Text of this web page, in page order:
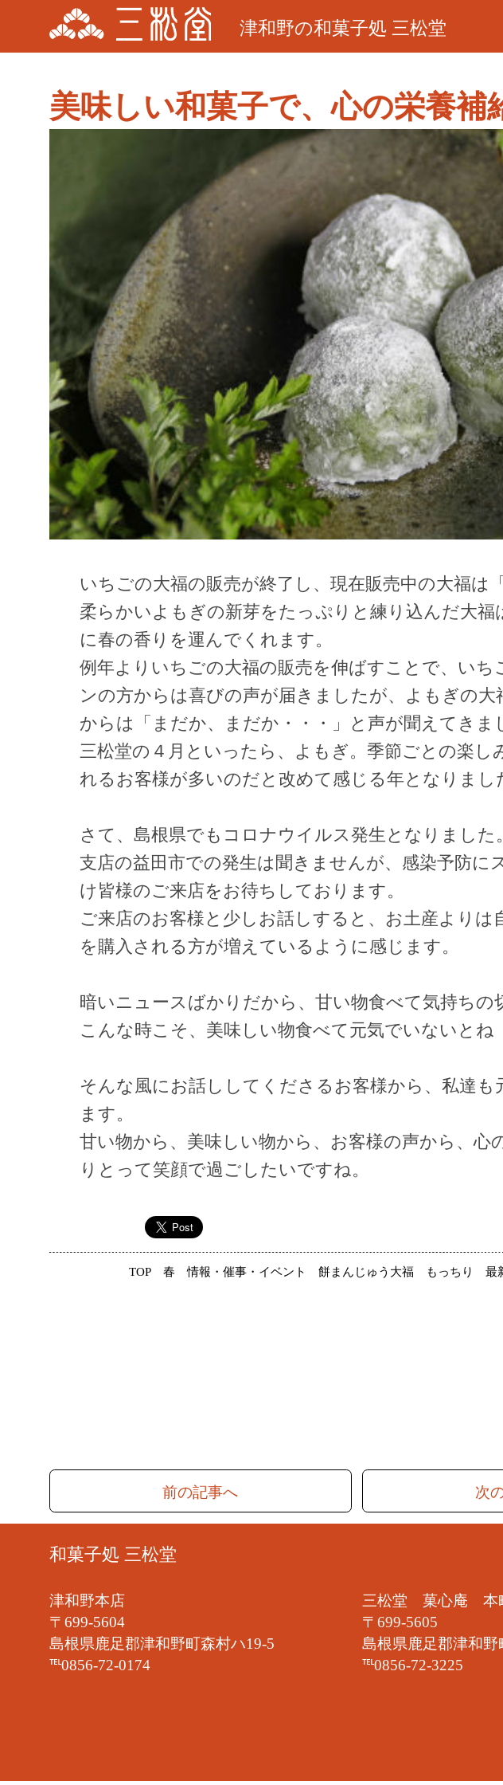
津和野の和菓子処 三松堂
美味しい和菓子で、心の栄養補
いちごの大福の販売が終了し、現在販売中の大福は
柔らかいよもぎの新芽をたっぷりと練り込んだ大福
に春の香りを運んでくれます。
例年よりいちごの大福の販売を伸ばすことで、いち
ンの方からは喜びの声が届きましたが、よもぎの大
からは「まだか、まだか・・・」と声が聞えてきま
三松堂の４月といったら、よもぎ。季節ごとの楽し
れるお客様が多いのだと改めて感じる年となりまし
さて、島根県でもコロナウイルス発生となりました
支店の益田市での発生は聞きませんが、感染予防に
け皆様のご来店をお待ちしております。
ご来店のお客様と少しお話しすると、お土産よりは
を購入される方が増えているように感じます。
暗いニュースばかりだから、甘い物食べて気持ちの
こんな時こそ、美味しい物食べて元気でいないとね
そんな風にお話ししてくださるお客様から、私達も
ます。
甘い物から、美味しい物から、お客様の声から、心
りとって笑顔で過ごしたいですね。
TOP 春 情報・催事・イベント 餅まんじゅう大福 もっちり 最
前の記事へ 次
和菓子処 三松堂
津和野本店
〒699-5604
島根県鹿足郡津和野町森村ハ19-5
℡0856-72-0174
三松堂 菓心庵 本
〒699-5605
島根県鹿足郡津和野
℡0856-72-3225